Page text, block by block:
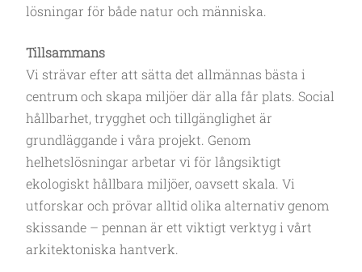
lösningar för både natur och människa.
Tillsammans
Vi strävar efter att sätta det allmännas bästa i
centrum och skapa miljöer där alla får plats. Social
hållbarhet, trygghet och tillgänglighet är
grundläggande i våra projekt. Genom
helhetslösningar arbetar vi för långsiktigt
ekologiskt hållbara miljöer, oavsett skala. Vi
utforskar och prövar alltid olika alternativ genom
skissande – pennan är ett viktigt verktyg i vårt
arkitektoniska hantverk.